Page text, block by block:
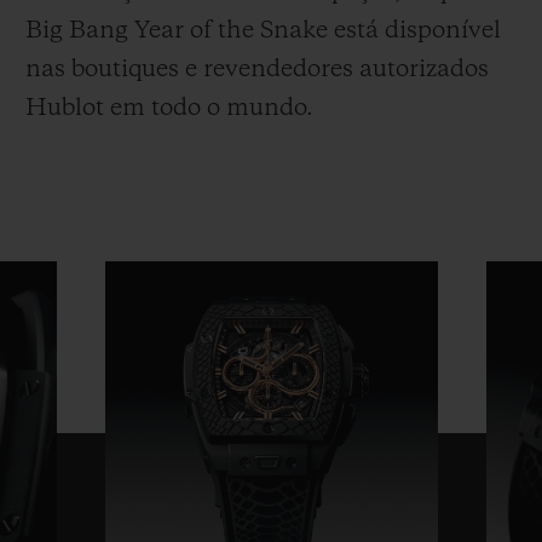
Big Bang Year of the Snake está disponível
nas boutiques e revendedores autorizados
Hublot em todo o mundo.